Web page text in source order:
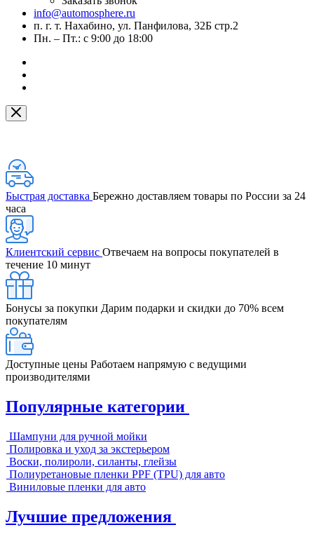
info@automosphere.ru
п. г. т. Нахабино, ул. Панфилова, 32Б стр.2
Пн. – Пт.: с 9:00 до 18:00
Быстрая доставка Бережно доставляем товары по России за 24
часа
Клиентский сервис Отвечаем на вопросы покупателей в
течение 10 минут
Бонусы за покупки Дарим подарки и скидки до 70% всем
покупателям
Доступные цены Работаем напрямую с ведущими
производителями
Популярные категории
Шампуни для ручной мойки
Полировка и уход за экстерьером
Воски, полироли, силанты, глейзы
Полиуретановые пленки PPF (TPU) для авто
Виниловые пленки для авто
Лучшие предложения